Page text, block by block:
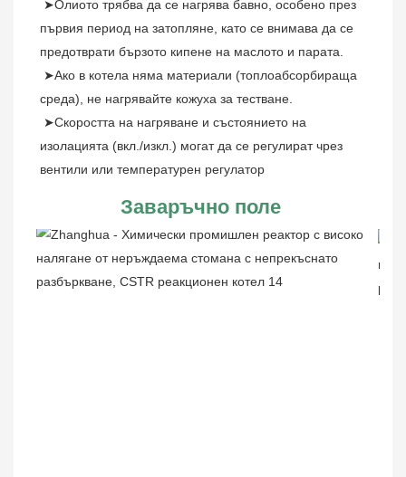
първия период на затопляне, като се внимава да се
предотврати бързото кипене на маслото и парата.
среда), не нагрявайте кожуха за тестване.
изолацията (вкл./изкл.) могат да се регулират чрез
вентили или температурен регулатор
Заваръчно поле